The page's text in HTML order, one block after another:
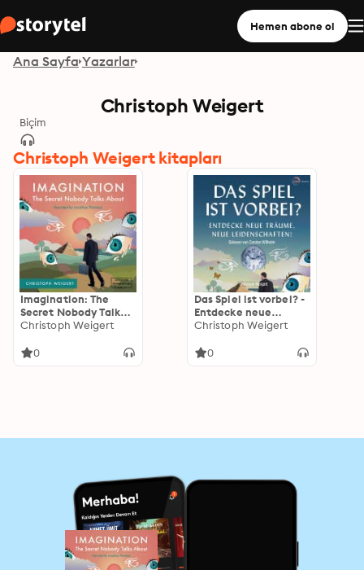
Hemen abone ol
Ana Sayfa Yazarlar
Christoph Weigert
Biçim
Christoph Weigert kitapları
Imagination: The
Secret Nobody Talks
About
Christoph Weigert
0
Das Spiel ist vorbei? -
Entdecke neue
Träume, neue
Christoph Weigert
0